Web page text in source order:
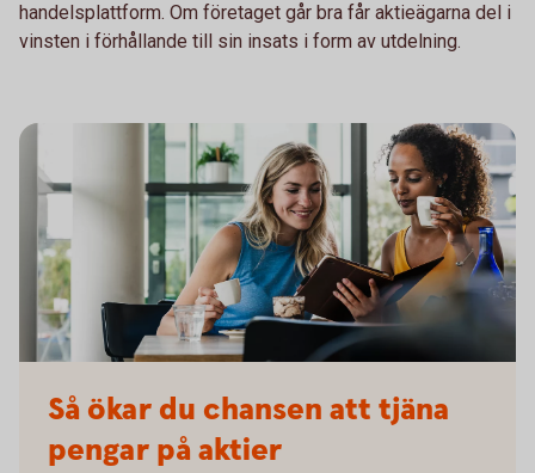
handelsplattform. Om företaget går bra får aktieägarna del i
vinsten i förhållande till sin insats i form av utdelning.
Så ökar du chansen att tjäna
pengar på aktier